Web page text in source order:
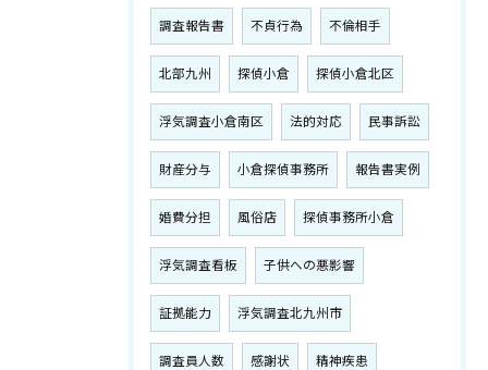
調査報告書 不貞行為 不倫相手
北部九州 探偵小倉 探偵小倉北区
浮気調査小倉南区 法的対応 民事訴訟
財産分与 小倉探偵事務所 報告書実例
婚費分担 風俗店 探偵事務所小倉
浮気調査看板 子供への悪影響
証拠能力 浮気調査北九州市
調査員人数 感謝状 精神疾患